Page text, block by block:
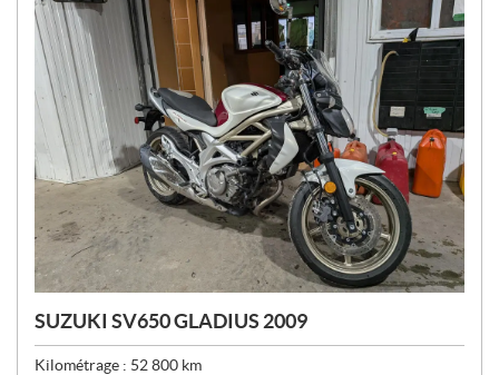
SUZUKI SV650 GLADIUS 2009
Kilométrage : 52 800 km